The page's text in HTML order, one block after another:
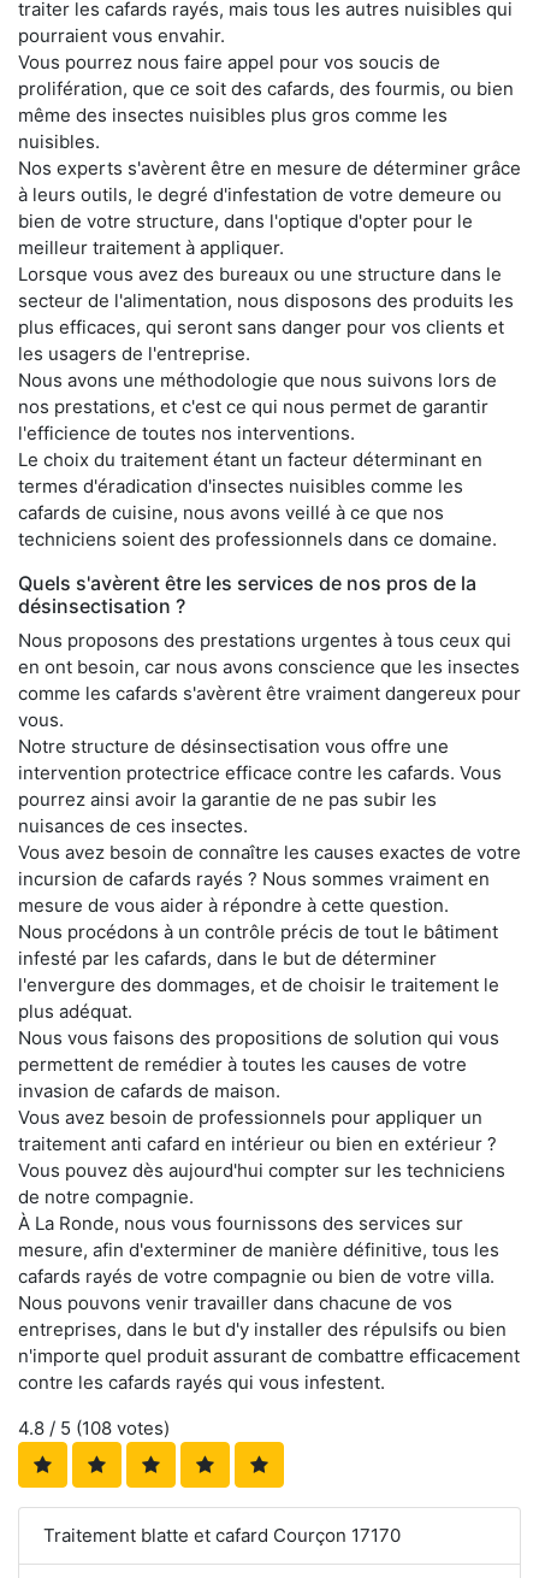
traiter les cafards rayés, mais tous les autres nuisibles qui
pourraient vous envahir.
Vous pourrez nous faire appel pour vos soucis de
prolifération, que ce soit des cafards, des fourmis, ou bien
même des insectes nuisibles plus gros comme les
nuisibles.
Nos experts s'avèrent être en mesure de déterminer grâce
à leurs outils, le degré d'infestation de votre demeure ou
bien de votre structure, dans l'optique d'opter pour le
meilleur traitement à appliquer.
Lorsque vous avez des bureaux ou une structure dans le
secteur de l'alimentation, nous disposons des produits les
plus efficaces, qui seront sans danger pour vos clients et
les usagers de l'entreprise.
Nous avons une méthodologie que nous suivons lors de
nos prestations, et c'est ce qui nous permet de garantir
l'efficience de toutes nos interventions.
Le choix du traitement étant un facteur déterminant en
termes d'éradication d'insectes nuisibles comme les
cafards de cuisine, nous avons veillé à ce que nos
techniciens soient des professionnels dans ce domaine.
Quels s'avèrent être les services de nos pros de la
désinsectisation ?
Nous proposons des prestations urgentes à tous ceux qui
en ont besoin, car nous avons conscience que les insectes
comme les cafards s'avèrent être vraiment dangereux pour
vous.
Notre structure de désinsectisation vous offre une
intervention protectrice efficace contre les cafards. Vous
pourrez ainsi avoir la garantie de ne pas subir les
nuisances de ces insectes.
Vous avez besoin de connaître les causes exactes de votre
incursion de cafards rayés ? Nous sommes vraiment en
mesure de vous aider à répondre à cette question.
Nous procédons à un contrôle précis de tout le bâtiment
infesté par les cafards, dans le but de déterminer
l'envergure des dommages, et de choisir le traitement le
plus adéquat.
Nous vous faisons des propositions de solution qui vous
permettent de remédier à toutes les causes de votre
invasion de cafards de maison.
Vous avez besoin de professionnels pour appliquer un
traitement anti cafard en intérieur ou bien en extérieur ?
Vous pouvez dès aujourd'hui compter sur les techniciens
de notre compagnie.
À La Ronde, nous vous fournissons des services sur
mesure, afin d'exterminer de manière définitive, tous les
cafards rayés de votre compagnie ou bien de votre villa.
Nous pouvons venir travailler dans chacune de vos
entreprises, dans le but d'y installer des répulsifs ou bien
n'importe quel produit assurant de combattre efficacement
contre les cafards rayés qui vous infestent.
4.8 / 5 (108 votes)
Traitement blatte et cafard Courçon 17170